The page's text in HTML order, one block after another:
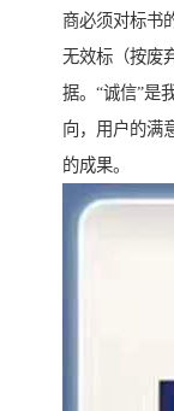
商必须对标书
无效标（按废
据。“诚信”是
向，用户的满
的成果。